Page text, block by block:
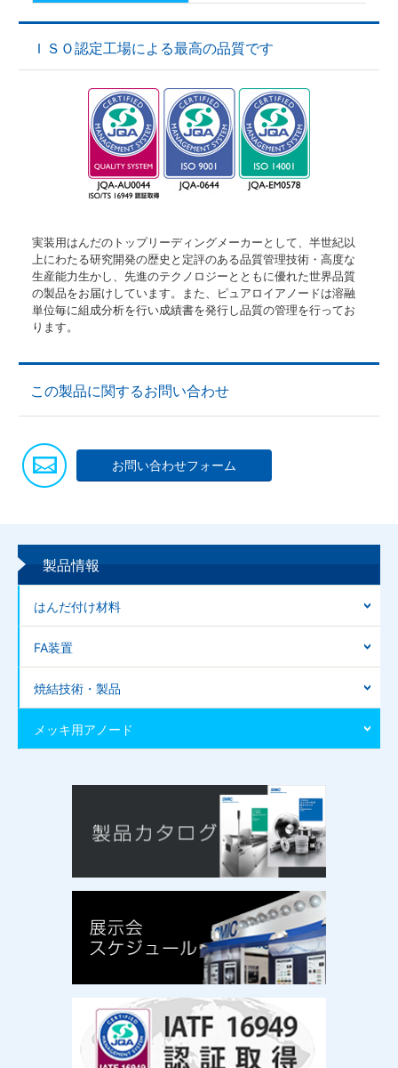
ＩＳＯ認定工場による最高の品質です
実装用はんだのトップリーディングメーカーとして、半世紀以
上にわたる研究開発の歴史と定評のある品質管理技術・高度な
生産能力生かし、先進のテクノロジーとともに優れた世界品質
の製品をお届けしています。また、ピュアロイアノードは溶融
単位毎に組成分析を行い成績書を発行し品質の管理を行ってお
ります。
この製品に関するお問い合わせ
お問い合わせフォーム
製品情報
はんだ付け材料
FA装置
焼結技術・製品
メッキ用アノード